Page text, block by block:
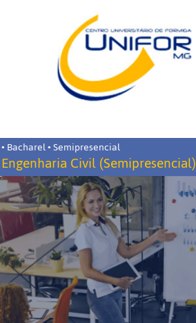
• Bacharel • Semipresencial
Engenharia Civil (Semipresencial)